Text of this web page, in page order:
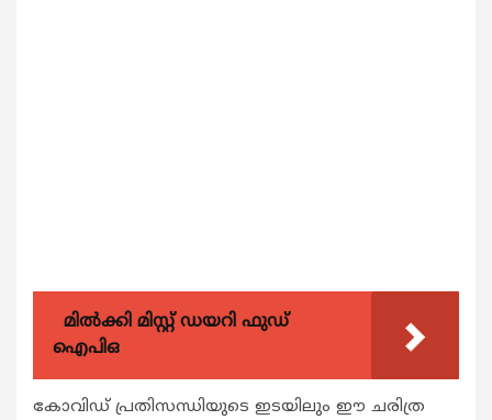
മിൽക്കി മിസ്റ്റ് ഡയറി ഫുഡ്
ഐപിഒ
കോവിഡ് പ്രതിസന്ധിയുടെ ഇടയിലും ഈ ചരിത്ര